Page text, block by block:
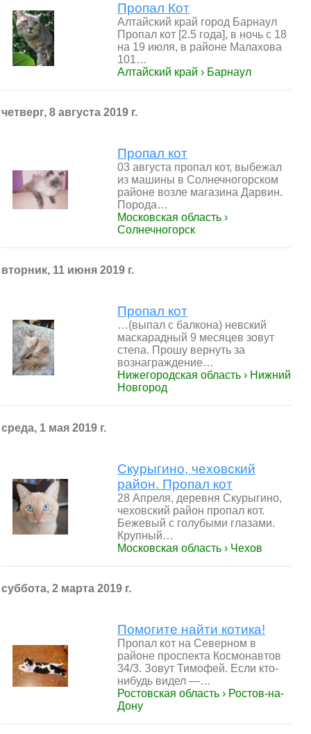
Пропал Кот
Алтайский край город Барнаул
Пропал кот [2.5 года], в ночь с 18
на 19 июля, в районе Малахова
101…
Алтайский край › Барнаул
четверг, 8 августа 2019 г.
Пропал кот
03 августа пропал кот, выбежал
из машины в Солнечногорском
районе возле магазина Дарвин.
Порода…
Московская область ›
Солнечногорск
вторник, 11 июня 2019 г.
Пропал кот
…(выпал с балкона) невский
маскарадный 9 месяцев зовут
степа. Прошу вернуть за
вознаграждение…
Нижегородская область › Нижний
Новгород
среда, 1 мая 2019 г.
Скурыгино, чеховский
район. Пропал кот
28 Апреля, деревня Скурыгино,
чеховский район пропал кот.
Бежевый с голубыми глазами.
Крупный…
Московская область › Чехов
суббота, 2 марта 2019 г.
Помогите найти котика!
Пропал кот на Северном в
районе проспекта Космонавтов
34/3. Зовут Тимофей. Если кто-
нибудь видел —…
Ростовская область › Ростов-на-
Дону